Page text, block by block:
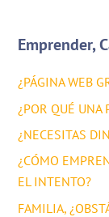
Emprender,
¿PÁGINA WEB
¿POR QUÉ UNA
¿NECESITAS
¿CÓMO
EL INTENTO?
FAMILIA,